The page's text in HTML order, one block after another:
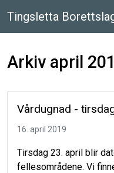
Tingsletta
Arkiv april
Vårdugnad -
16. april 2019
Tirsdag 23. april blir
fellesområdene. Vi